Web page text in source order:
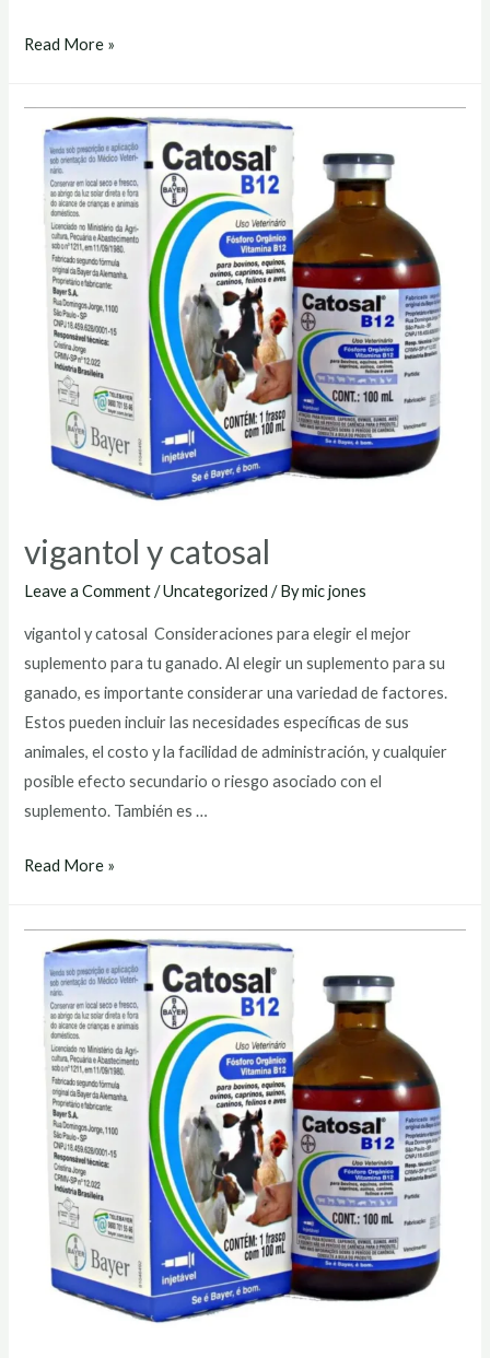
catosal
Read More »
vigantol y catosal
Leave a Comment /Uncategorized / Bymic jones
vigantol y catosal Consideraciones para elegir el mejor
suplemento para tu ganado. Al elegir un suplemento para su
ganado, es importante considerar una variedad de factores.
Estos pueden incluir las necesidades específicas de sus
animales, el costo y la facilidad de administración, y cualquier
posible efecto secundario o riesgo asociado con el
suplemento. También es …
vigantol
Read More »